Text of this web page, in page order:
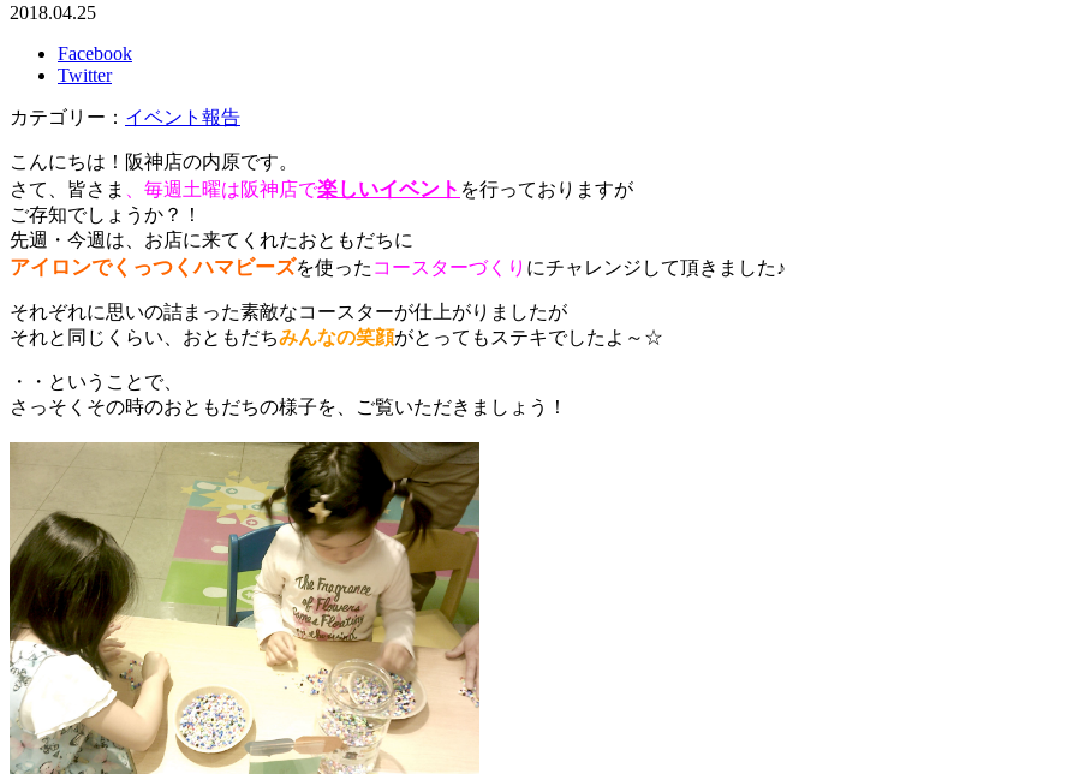
2018.04.25
Facebook
Twitter
カテゴリー： イベント報告
こんにちは！阪神店の内原です。
さて、皆さま
、毎週土曜は阪神店で楽しいイベント を行っておりますが
ご存知でしょうか？！
先週・今週は、お店に来てくれたおともだちに
アイロンでくっつくハマビーズを使った コースターづくり にチャレンジして頂きました♪
それぞれに思いの詰まった素敵なコースターが仕上がりましたが
それと同じくらい、おともだちみんなの笑顔がとってもステキでしたよ～☆
・・ということで、
さっそくその時のおともだちの様子を、ご覧いただきましょう！